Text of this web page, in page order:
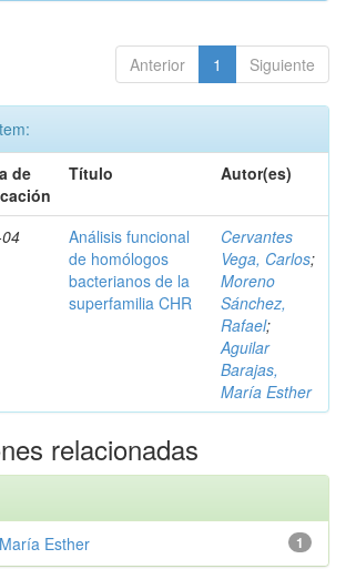
Anterior 1 Siguiente
de
Título Autor(es)
Análisis funcional
de homólogos
bacterianos de la
superfamilia CHR
Cervantes
Vega, Carlos;
Moreno
Sánchez,
Rafael;
Aguilar
Barajas,
María Esther
relacionadas
1
Esther